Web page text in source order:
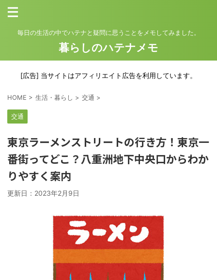
毎日の生活の中でハテナと疑問に思うことをメモしてみました。
暮らしのハテナメモ
[広告] 当サイトはアフィリエイト広告を利用しています。
HOME > 生活・暮らし > 交通 >
交通
東京ラーメンストリートの行き方！東京一
番街ってどこ？八重洲地下中央口からわか
りやすく案内
更新日： 2023年2月9日